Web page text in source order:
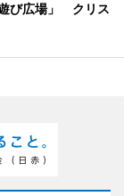
び広場」 クリス